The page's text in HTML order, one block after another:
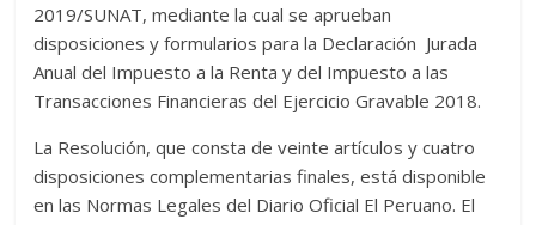
2019/SUNAT, mediante la cual se aprueban
disposiciones y formularios para la Declaración Jurada
Anual del Impuesto a la Renta y del Impuesto a las
Transacciones Financieras del Ejercicio Gravable 2018.
La Resolución, que consta de veinte artículos y cuatro
disposiciones complementarias finales, está disponible
en las Normas Legales del Diario Oficial El Peruano. El